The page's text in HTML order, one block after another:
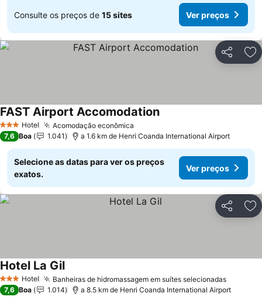
Consulte os preços de 15 sites Ver preços
Partilhar
3 EstrelasHotel Acomodação econômica
FAST Airport Accomodation
7,6 Boa 1.041 a 1.6 km de Henri Coanda International Airport
Selecione as datas para ver os preços
exatos.
Ver preços
Partilhar
3 EstrelasHotel Banheiras de hidromassagem em suítes selecionadas
Hotel La Gil
7,6 Boa 1.014 a 8.5 km de Henri Coanda International Airport